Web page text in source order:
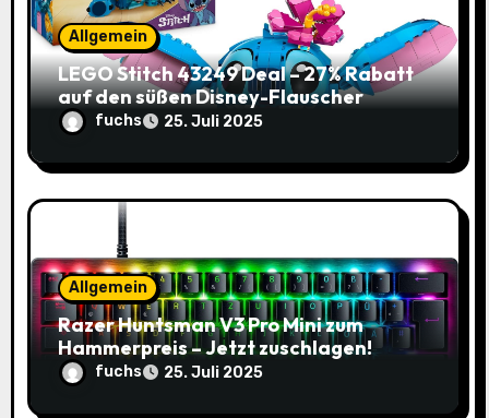
t
i
o
n
Allgemein
LEGO Stitch 43249 Deal – 27% Rabatt
auf den süßen Disney-Flauscher
fuchs 25. Juli 2025
Allgemein
Razer Huntsman V3 Pro Mini zum
Hammerpreis – Jetzt zuschlagen!
fuchs 25. Juli 2025